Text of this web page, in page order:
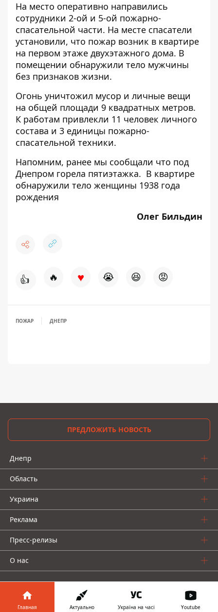
На место оперативно направились
сотрудники 2-ой и 5-ой пожарно-
спасательной части. На месте спасатели
установили, что пожар возник в квартире
на первом этаже двухэтажного дома. В
помещении обнаружили тело мужчины
без признаков жизни.
Огонь уничтожил мусор и личные вещи
на общей площади 9 квадратных метров.
К работам привлекли 11 человек личного
состава и 3 единицы пожарно-
спасательной техники.
Напомним, ранее мы сообщали что под
Днепром горела пятиэтажка. В квартире
обнаружили тело женщины 1938 года
рождения
Олег Бильдин
👍 🔥 ♥ 😭 😆 😡
ПОЖАР ДНЕПР
ПРЕДЛОЖИТЬ НОВОСТЬ
Днепр
Область
Украина
Реклама
Пресс-релизы
О нас
Главная Актуально Україна на часі Youtube